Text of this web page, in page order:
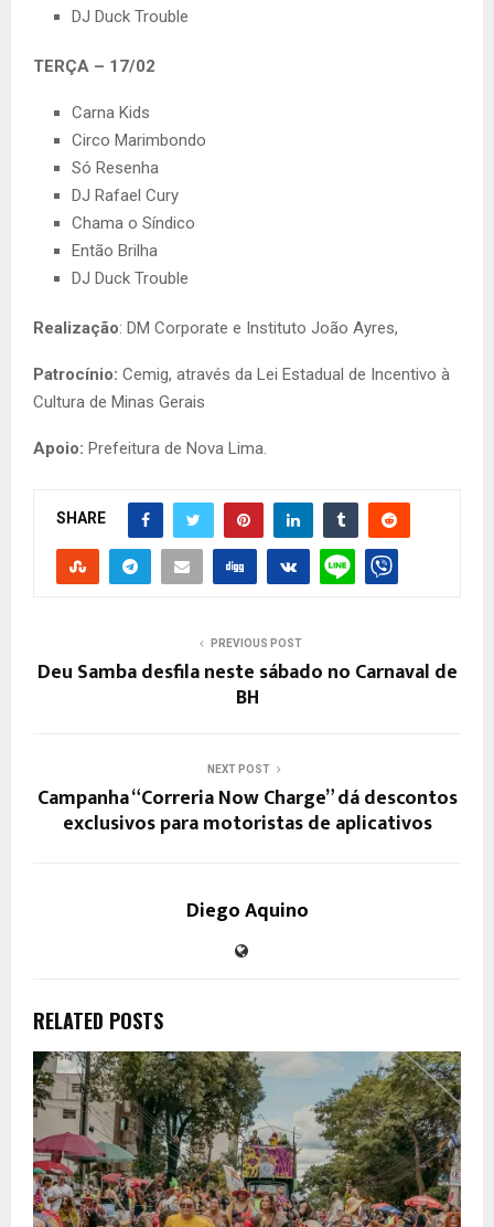
DJ Duck Trouble
TERÇA – 17/02
Carna Kids
Circo Marimbondo
Só Resenha
DJ Rafael Cury
Chama o Síndico
Então Brilha
DJ Duck Trouble
Realização: DM Corporate e Instituto João Ayres,
Patrocínio: Cemig, através da Lei Estadual de Incentivo à
Cultura de Minas Gerais
Apoio: Prefeitura de Nova Lima.
SHARE
PREVIOUS POST
Deu Samba desfila neste sábado no Carnaval de
BH
NEXT POST
Campanha “Correria Now Charge” dá descontos
exclusivos para motoristas de aplicativos
Diego Aquino
RELATED POSTS